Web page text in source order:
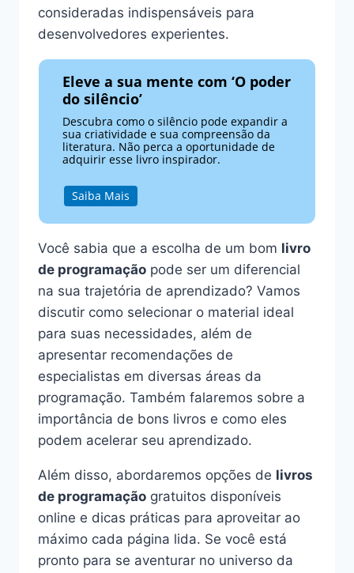
consideradas indispensáveis para
desenvolvedores experientes.
Eleve a sua mente com ‘O poder
do silêncio’
Descubra como o silêncio pode expandir a
sua criatividade e sua compreensão da
literatura. Não perca a oportunidade de
adquirir esse livro inspirador.
Saiba Mais
Você sabia que a escolha de um bom livro
de programação pode ser um diferencial
na sua trajetória de aprendizado? Vamos
discutir como selecionar o material ideal
para suas necessidades, além de
apresentar recomendações de
especialistas em diversas áreas da
programação. Também falaremos sobre a
importância de bons livros e como eles
podem acelerar seu aprendizado.
Além disso, abordaremos opções de livros
de programação gratuitos disponíveis
online e dicas práticas para aproveitar ao
máximo cada página lida. Se você está
pronto para se aventurar no universo da